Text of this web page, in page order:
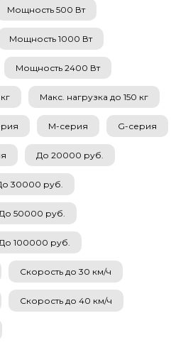
Мощность 500 Вт
Мощность 1000 Вт
Мощность 2400 Вт
Макс. нагрузка до 150 кг
M-серия G-серия
До 20000 руб.
30000 руб.
50000 руб.
100000 руб.
Скорость до 30 км/ч
Скорость до 40 км/ч